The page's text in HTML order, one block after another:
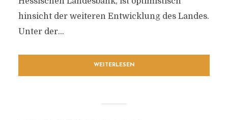
hinsicht der weiteren Entwicklung des Landes.
Unter der...
WEITERLESEN